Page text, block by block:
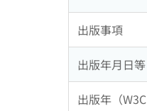
出版事項
出版年月日等
出版年（